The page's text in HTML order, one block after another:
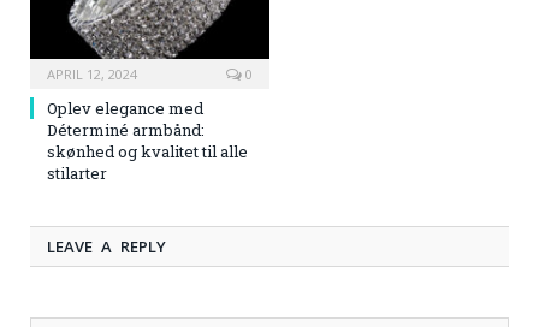
APRIL 12, 2024 0
Oplev elegance med
Déterminé armbånd:
skønhed og kvalitet til alle
stilarter
LEAVE A REPLY